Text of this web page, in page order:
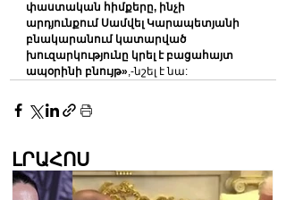
փաստական հիմքերը, ինչի
արդյունքում Սամվել Կարապետյանի
բնակարանում կատարված
խուզարկությունը կրել է բացահայտ
ապօրինի բնույթ»,-նշել է նա:
ԼՐԱՀՈՍ